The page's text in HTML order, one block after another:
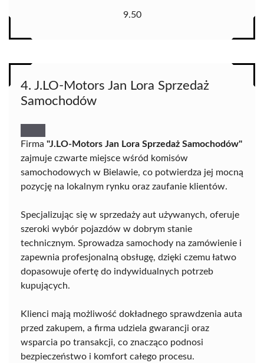
9.50
4. J.LO-Motors Jan Lora Sprzedaż
Samochodów
Firma "J.LO-Motors Jan Lora Sprzedaż Samochodów"
zajmuje czwarte miejsce wśród komisów
samochodowych w Bielawie, co potwierdza jej mocną
pozycję na lokalnym rynku oraz zaufanie klientów.
Specjalizując się w sprzedaży aut używanych, oferuje
szeroki wybór pojazdów w dobrym stanie
technicznym. Sprowadza samochody na zamówienie i
zapewnia profesjonalną obsługę, dzięki czemu łatwo
dopasowuje ofertę do indywidualnych potrzeb
kupujących.
Klienci mają możliwość dokładnego sprawdzenia auta
przed zakupem, a firma udziela gwarancji oraz
wsparcia po transakcji, co znacząco podnosi
bezpieczeństwo i komfort całego procesu.